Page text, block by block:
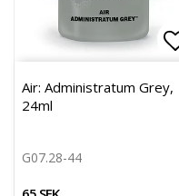
Air: Administratum Grey,
24ml
G07.28-44